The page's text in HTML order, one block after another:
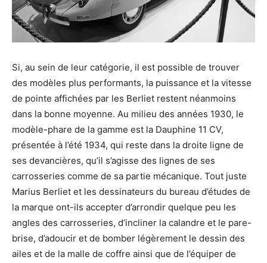
Si, au sein de leur catégorie, il est possible de trouver
des modèles plus performants, la puissance et la vitesse
de pointe affichées par les Berliet restent néanmoins
dans la bonne moyenne. Au milieu des années 1930, le
modèle-phare de la gamme est la Dauphine 11 CV,
présentée à l’été 1934, qui reste dans la droite ligne de
ses devancières, qu’il s’agisse des lignes de ses
carrosseries comme de sa partie mécanique. Tout juste
Marius Berliet et les dessinateurs du bureau d’études de
la marque ont-ils accepter d’arrondir quelque peu les
angles des carrosseries, d’incliner la calandre et le pare-
brise, d’adoucir et de bomber légèrement le dessin des
ailes et de la malle de coffre ainsi que de l’équiper de